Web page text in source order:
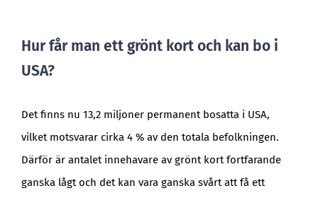
Hur får man ett grönt kort och kan bo i
USA?
Det finns nu 13,2 miljoner permanent bosatta i USA,
vilket motsvarar cirka 4 % av den totala befolkningen.
Därför är antalet innehavare av grönt kort fortfarande
ganska lågt och det kan vara ganska svårt att få ett